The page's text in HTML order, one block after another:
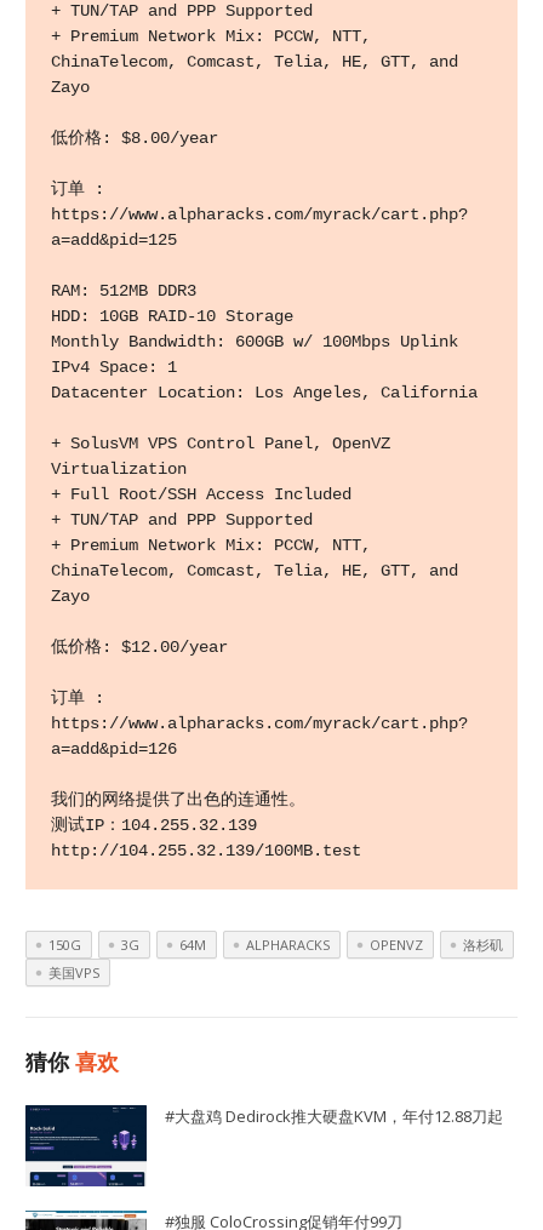
+ TUN/TAP and PPP Supported
+ Premium Network Mix: PCCW, NTT,
ChinaTelecom, Comcast, Telia, HE, GTT, and
Zayo
低价格: $8.00/year
订单 :
https://www.alpharacks.com/myrack/cart.php?
a=add&pid=125
RAM: 512MB DDR3
HDD: 10GB RAID-10 Storage
Monthly Bandwidth: 600GB w/ 100Mbps Uplink
IPv4 Space: 1
Datacenter Location: Los Angeles, California
+ SolusVM VPS Control Panel, OpenVZ
Virtualization
+ Full Root/SSH Access Included
+ TUN/TAP and PPP Supported
+ Premium Network Mix: PCCW, NTT,
ChinaTelecom, Comcast, Telia, HE, GTT, and
Zayo
低价格: $12.00/year
订单 :
https://www.alpharacks.com/myrack/cart.php?
a=add&pid=126
我们的网络提供了出色的连通性。
测试IP：104.255.32.139
http://104.255.32.139/100MB.test
150G 3G 64M ALPHARACKS OPENVZ
洛杉矶
美国VPS
猜你喜欢
#大盘鸡 Dedirock推大硬盘KVM，年付12.88刀起
#独服 ColoCrossing促销年付99刀